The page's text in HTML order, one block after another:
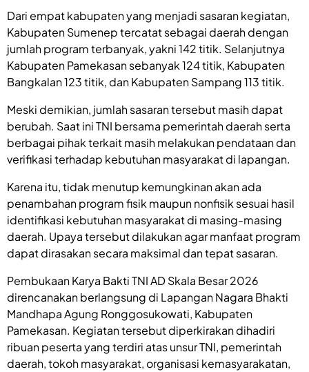
Dari empat kabupaten yang menjadi sasaran kegiatan,
Kabupaten Sumenep tercatat sebagai daerah dengan
jumlah program terbanyak, yakni 142 titik. Selanjutnya
Kabupaten Pamekasan sebanyak 124 titik, Kabupaten
Bangkalan 123 titik, dan Kabupaten Sampang 113 titik.
Meski demikian, jumlah sasaran tersebut masih dapat
berubah. Saat ini TNI bersama pemerintah daerah serta
berbagai pihak terkait masih melakukan pendataan dan
verifikasi terhadap kebutuhan masyarakat di lapangan.
Karena itu, tidak menutup kemungkinan akan ada
penambahan program fisik maupun nonfisik sesuai hasil
identifikasi kebutuhan masyarakat di masing-masing
daerah. Upaya tersebut dilakukan agar manfaat program
dapat dirasakan secara maksimal dan tepat sasaran.
Pembukaan Karya Bakti TNI AD Skala Besar 2026
direncanakan berlangsung di Lapangan Nagara Bhakti
Mandhapa Agung Ronggosukowati, Kabupaten
Pamekasan. Kegiatan tersebut diperkirakan dihadiri
ribuan peserta yang terdiri atas unsur TNI, pemerintah
daerah, tokoh masyarakat, organisasi kemasyarakatan,